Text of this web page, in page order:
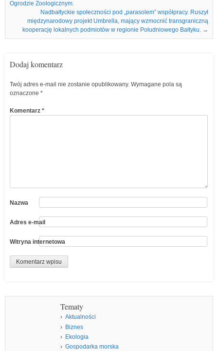
Ogrodzie Zoologicznym.
Nadbałtyckie społeczności pod „parasolem” współpracy. Ruszył
międzynarodowy projekt Umbrella, mający wzmocnić transgraniczną
kooperację lokalnych podmiotów w regionie Południowego Bałtyku. →
Dodaj komentarz
Twój adres e-mail nie zostanie opublikowany. Wymagane pola są
oznaczone *
Komentarz *
Nazwa
Adres e-mail
Witryna internetowa
Tematy
Aktualności
Biznes
Ekologia
Gospodarka morska